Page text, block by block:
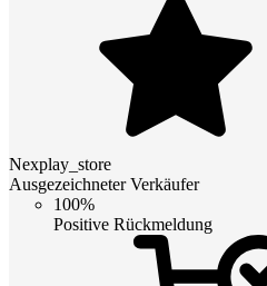
Nexplay_store
Ausgezeichneter Verkäufer
100%
Positive Rückmeldung